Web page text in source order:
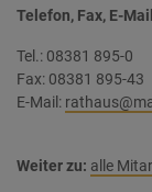
Telefon, Fax, E-
Tel.: 08381 895-0
Fax: 08381 895-43
E-Mail: rathaus
Weiter zu: alle